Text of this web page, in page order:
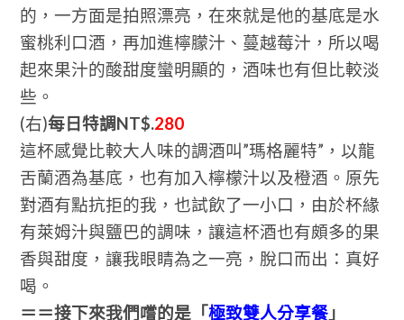
的，一方面是拍照漂亮，在來就是他的基底是水
蜜桃利口酒，再加進檸朦汁、蔓越莓汁，所以喝
起來果汁的酸甜度蠻明顯的，酒味也有但比較淡
些。
(右)每日特調NT$.280
這杯感覺比較大人味的調酒叫”瑪格麗特”，以龍
舌蘭酒為基底，也有加入檸檬汁以及橙酒。原先
對酒有點抗拒的我，也試飲了一小口，由於杯緣
有萊姆汁與鹽巴的調味，讓這杯酒也有頗多的果
香與甜度，讓我眼睛為之一亮，脫口而出：真好
喝。
＝＝接下來我們嚐的是「極致雙人分享餐」